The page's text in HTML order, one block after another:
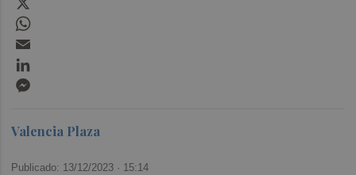
Valencia Plaza
Publicado: 13/12/2023 · 15:14